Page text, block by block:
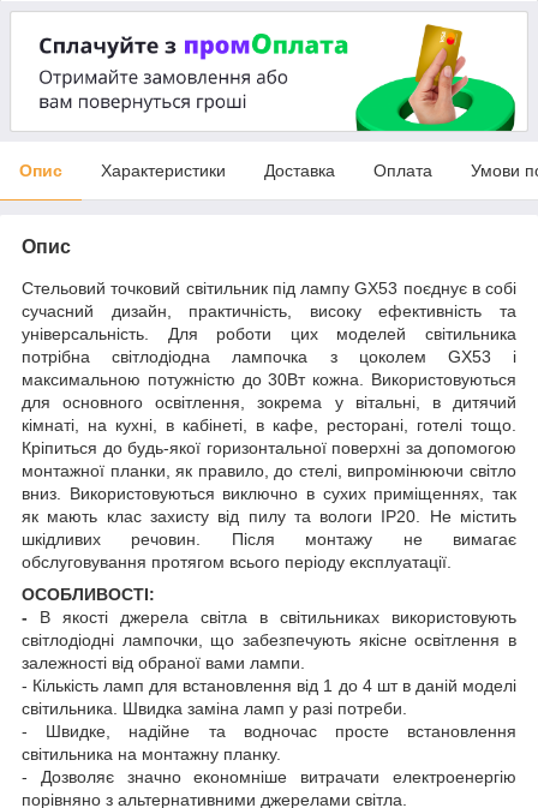
Опис Характеристики Доставка Оплата Умови
Опис
Стельовий точковий світильник під лампу GX53 поєднує в собі
сучасний дизайн, практичність, високу ефективність та
універсальність. Для роботи цих моделей світильника
потрібна світлодіодна лампочка з цоколем GX53 і
максимальною потужністю до 30Вт кожна. Використовуються
для основного освітлення, зокрема у вітальні, в дитячий
кімнаті, на кухні, в кабінеті, в кафе, ресторані, готелі тощо.
Кріпиться до будь-якої горизонтальної поверхні за допомогою
монтажної планки, як правило, до стелі, випромінюючи світло
вниз. Використовуються виключно в сухих приміщеннях, так
як мають клас захисту від пилу та вологи IP20. Не містить
шкідливих речовин. Після монтажу не вимагає
обслуговування протягом всього періоду експлуатації.
ОСОБЛИВОСТІ:
- В якості джерела світла в світильниках використовують
світлодіодні лампочки, що забезпечують якісне освітлення в
залежності від обраної вами лампи.
- Кількість ламп для встановлення від 1 до 4 шт в даній моделі
світильника. Швидка заміна ламп у разі потреби.
- Швидке, надійне та водночас просте встановлення
світильника на монтажну планку.
- Дозволяє значно економніше витрачати електроенергію
порівняно з альтернативними джерелами світла.